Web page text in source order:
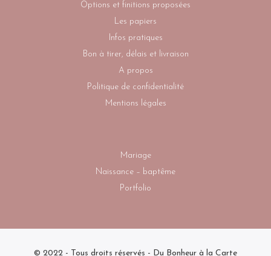
Options et finitions proposées
Les papiers
Infos pratiques
Bon à tirer, délais et livraison
A propos
Politique de confidentialité
Mentions légales
Mariage
Naissance – baptême
Portfolio
© 2022 - Tous droits réservés - Du Bonheur à la Carte